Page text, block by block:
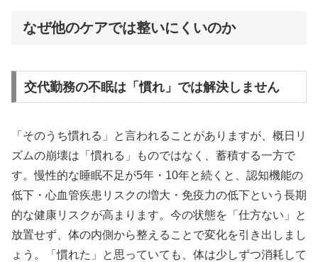
なぜ他のケアでは整いにくいのか
交代勤務の不眠は「慣れ」では解決しません
「そのうち慣れる」と言われることがありますが、概日リ
ズムの崩壊は「慣れる」ものではなく、蓄積する一方で
す。慢性的な睡眠不足が5年・10年と続くと、認知機能の
低下・心血管疾患リスクの増大・免疫力の低下という長期
的な健康リスクが高まります。今の状態を「仕方ない」と
放置せず、体の内側から整えることで変化を引き出しまし
ょう。「慣れた」と思っていても、体は少しずつ消耗して